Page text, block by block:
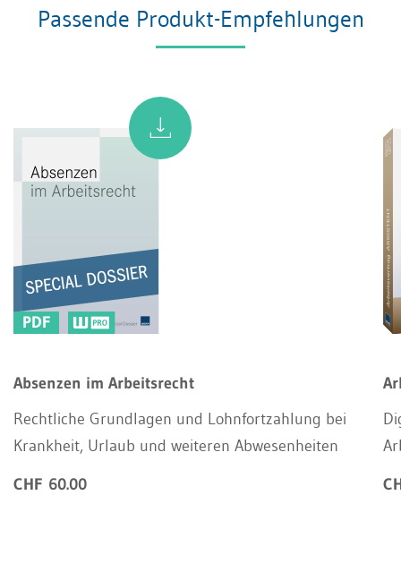
Passende Produkt-Empfehlungen
PDF
Absenzen im Arbeitsrecht
Rechtliche Grundlagen und Lohnfortzahlung bei
Krankheit, Urlaub und weiteren Abwesenheiten
CHF 60.00